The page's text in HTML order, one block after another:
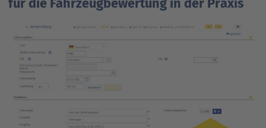
für die Fahr­zeug­be­wertung in der Praxis